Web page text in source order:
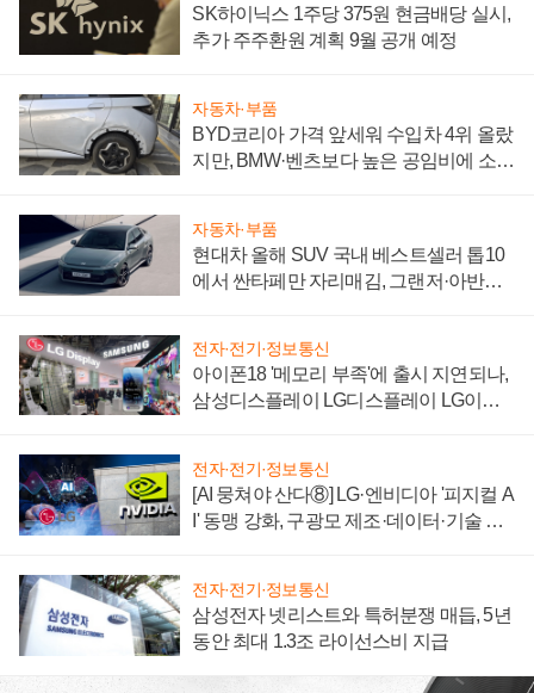
SK하이닉스 1주당 375원 현금배당 실시,
추가 주주환원 계획 9월 공개 예정
자동차·부품
BYD코리아 가격 앞세워 수입차 4위 올랐
지만, BMW·벤츠보다 높은 공임비에 소비
자동차·부품
현대차 올해 SUV 국내 베스트셀러 톱10
에서 싼타페만 자리매김, 그랜저·아반떼
전자·전기·정보통신
아이폰18 '메모리 부족'에 출시 지연되나,
삼성디스플레이 LG디스플레이 LG이노
전자·전기·정보통신
[AI 뭉쳐야 산다⑧] LG·엔비디아 '피지컬 A
I' 동맹 강화, 구광모 제조·데이터·기술 결
전자·전기·정보통신
삼성전자 넷리스트와 특허분쟁 매듭, 5년
동안 최대 1.3조 라이선스비 지급